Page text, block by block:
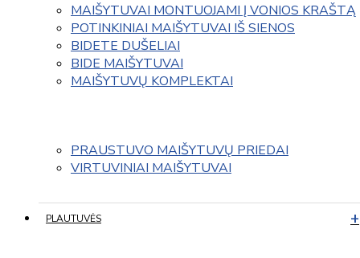
MAIŠYTUVAI MONTUOJAMI Į VONIOS KRAŠTĄ
POTINKINIAI MAIŠYTUVAI IŠ SIENOS
BIDETE DUŠELIAI
BIDE MAIŠYTUVAI
MAIŠYTUVŲ KOMPLEKTAI
PRAUSTUVO MAIŠYTUVŲ PRIEDAI
VIRTUVINIAI MAIŠYTUVAI
PLAUTUVĖS